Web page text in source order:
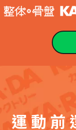
跳
容
區
運動前